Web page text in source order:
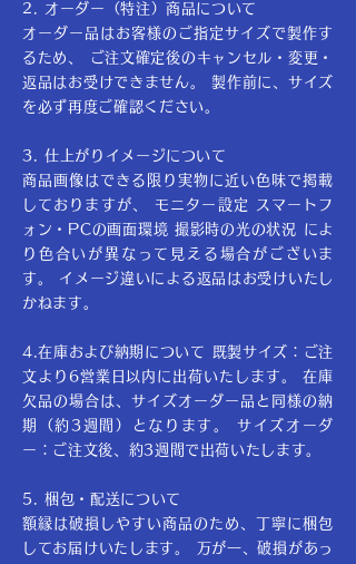
2. オーダー（特注）商品について
オーダー品はお客様のご指定サイズで製作す
るため、 ご注文確定後のキャンセル・変更・
返品はお受けできません。 製作前に、サイズ
を必ず再度ご確認ください。
3. 仕上がりイメージについて
商品画像はできる限り実物に近い色味で掲載
しておりますが、 モニター設定 スマートフ
ォン・PCの画面環境 撮影時の光の状況 によ
り色合いが異なって見える場合がございま
す。 イメージ違いによる返品はお受けいたし
かねます。
4.在庫および納期について 既製サイズ：ご注
文より6営業日以内に出荷いたします。 在庫
欠品の場合は、サイズオーダー品と同様の納
期（約3週間）となります。 サイズオーダ
ー：ご注文後、約3週間で出荷いたします。
5. 梱包・配送について
額縁は破損しやすい商品のため、丁寧に梱包
してお届けいたします。 万が一、破損があっ